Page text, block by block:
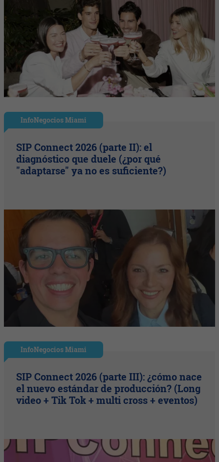
InfoNegocios Miami
SIP Connect 2026 (parte II): el
diagnóstico que duele (¿por qué
"adaptarse" ya no es suficiente?)
InfoNegocios Miami
SIP Connect 2026 (parte III): ¿cómo nace
el nuevo estándar de producción? (Long
video + Tik Tok + multi cross + eventos)